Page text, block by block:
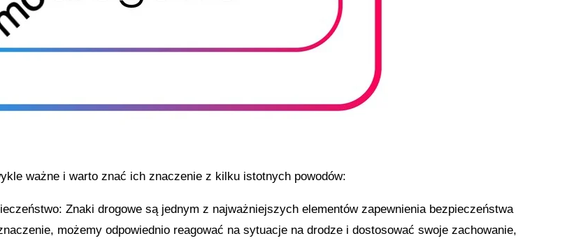
ważne i warto znać ich znaczenie z kilku istotnych powodów:
Znaki drogowe są jednym z najważniejszych elementów zapewnienia bezpieczeństwa
możemy odpowiednio reagować na sytuacje na drodze i dostosować swoje zachowanie,